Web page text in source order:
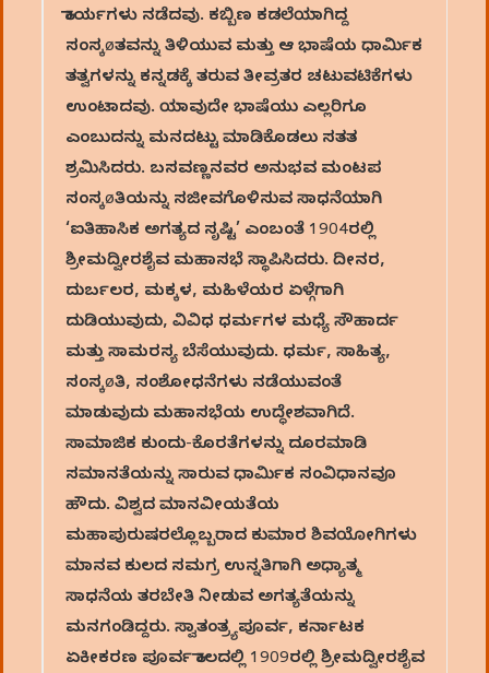
ಕಾರ್ಯಗಳು ನಡೆದವು. ಕಬ್ಬಿಣ ಕಡಲೆಯಾಗಿದ್ದ
ಸಂಸ್ಕøತವನ್ನು ತಿಳಿಯುವ ಮತ್ತು ಆ ಭಾಷೆಯ ಧಾರ್ಮಿಕ
ತತ್ವಗಳನ್ನು ಕನ್ನಡಕ್ಕೆ ತರುವ ತೀವ್ರತರ ಚಟುವಟಿಕೆಗಳು
ಉಂಟಾದವು. ಯಾವುದೇ ಭಾಷೆಯು ಎಲ್ಲರಿಗೂ
ಎಂಬುದನ್ನು ಮನದಟ್ಟು ಮಾಡಿಕೊಡಲು ಸತತ
ಶ್ರಮಿಸಿದರು. ಬಸವಣ್ಣನವರ ಅನುಭವ ಮಂಟಪ
ಸಂಸ್ಕøತಿಯನ್ನು ಸಜೀವಗೊಳಿಸುವ ಸಾಧನೆಯಾಗಿ
‘ಐತಿಹಾಸಿಕ ಅಗತ್ಯದ ಸೃಷ್ಟಿ’ ಎಂಬಂತೆ 1904ರಲ್ಲಿ
ಶ್ರೀಮದ್ವೀರಶೈವ ಮಹಾಸಭೆ ಸ್ಥಾಪಿಸಿದರು. ದೀನರ,
ದುರ್ಬಲರ, ಮಕ್ಕಳ, ಮಹಿಳೆಯರ ಏಳ್ಗೆಗಾಗಿ
ದುಡಿಯುವುದು, ವಿವಿಧ ಧರ್ಮಗಳ ಮಧ್ಯೆ ಸೌಹಾರ್ದ
ಮತ್ತು ಸಾಮರಸ್ಯ ಬೆಸೆಯುವುದು. ಧರ್ಮ, ಸಾಹಿತ್ಯ,
ಸಂಸ್ಕøತಿ, ಸಂಶೋಧನೆಗಳು ನಡೆಯುವಂತೆ
ಮಾಡುವುದು ಮಹಾಸಭೆಯ ಉದ್ಧೇಶವಾಗಿದೆ.
ಸಾಮಾಜಿಕ ಕುಂದು-ಕೊರತೆಗಳನ್ನು ದೂರಮಾಡಿ
ಸಮಾನತೆಯನ್ನು ಸಾರುವ ಧಾರ್ಮಿಕ ಸಂವಿಧಾನವೂ
ಹೌದು. ವಿಶ್ವದ ಮಾನವೀಯತೆಯ
ಮಹಾಪುರುಷರಲ್ಲೊಬ್ಬರಾದ ಕುಮಾರ ಶಿವಯೋಗಿಗಳು
ಮಾನವ ಕುಲದ ಸಮಗ್ರ ಉನ್ನತಿಗಾಗಿ ಅಧ್ಯಾತ್ಮ
ಸಾಧನೆಯ ತರಬೇತಿ ನೀಡುವ ಅಗತ್ಯತೆಯನ್ನು
ಮನಗಂಡಿದ್ದರು. ಸ್ವಾತಂತ್ರ್ಯಪೂರ್ವ, ಕರ್ನಾಟಕ
ಏಕೀಕರಣ ಪೂರ್ವ ಕಾಲದಲ್ಲಿ 1909ರಲ್ಲಿ ಶ್ರೀಮದ್ವೀರಶೈವ